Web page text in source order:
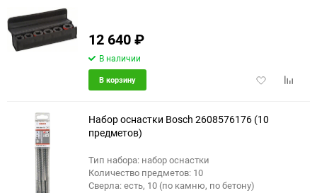
12 640₽
В наличии
Добавить
В корзину
Набор оснастки Bosch 2608576176 (10
предметов)
Тип набора: набор оснастки
Количество предметов: 10
Сверла: есть, 10 (по камню, по бетону)